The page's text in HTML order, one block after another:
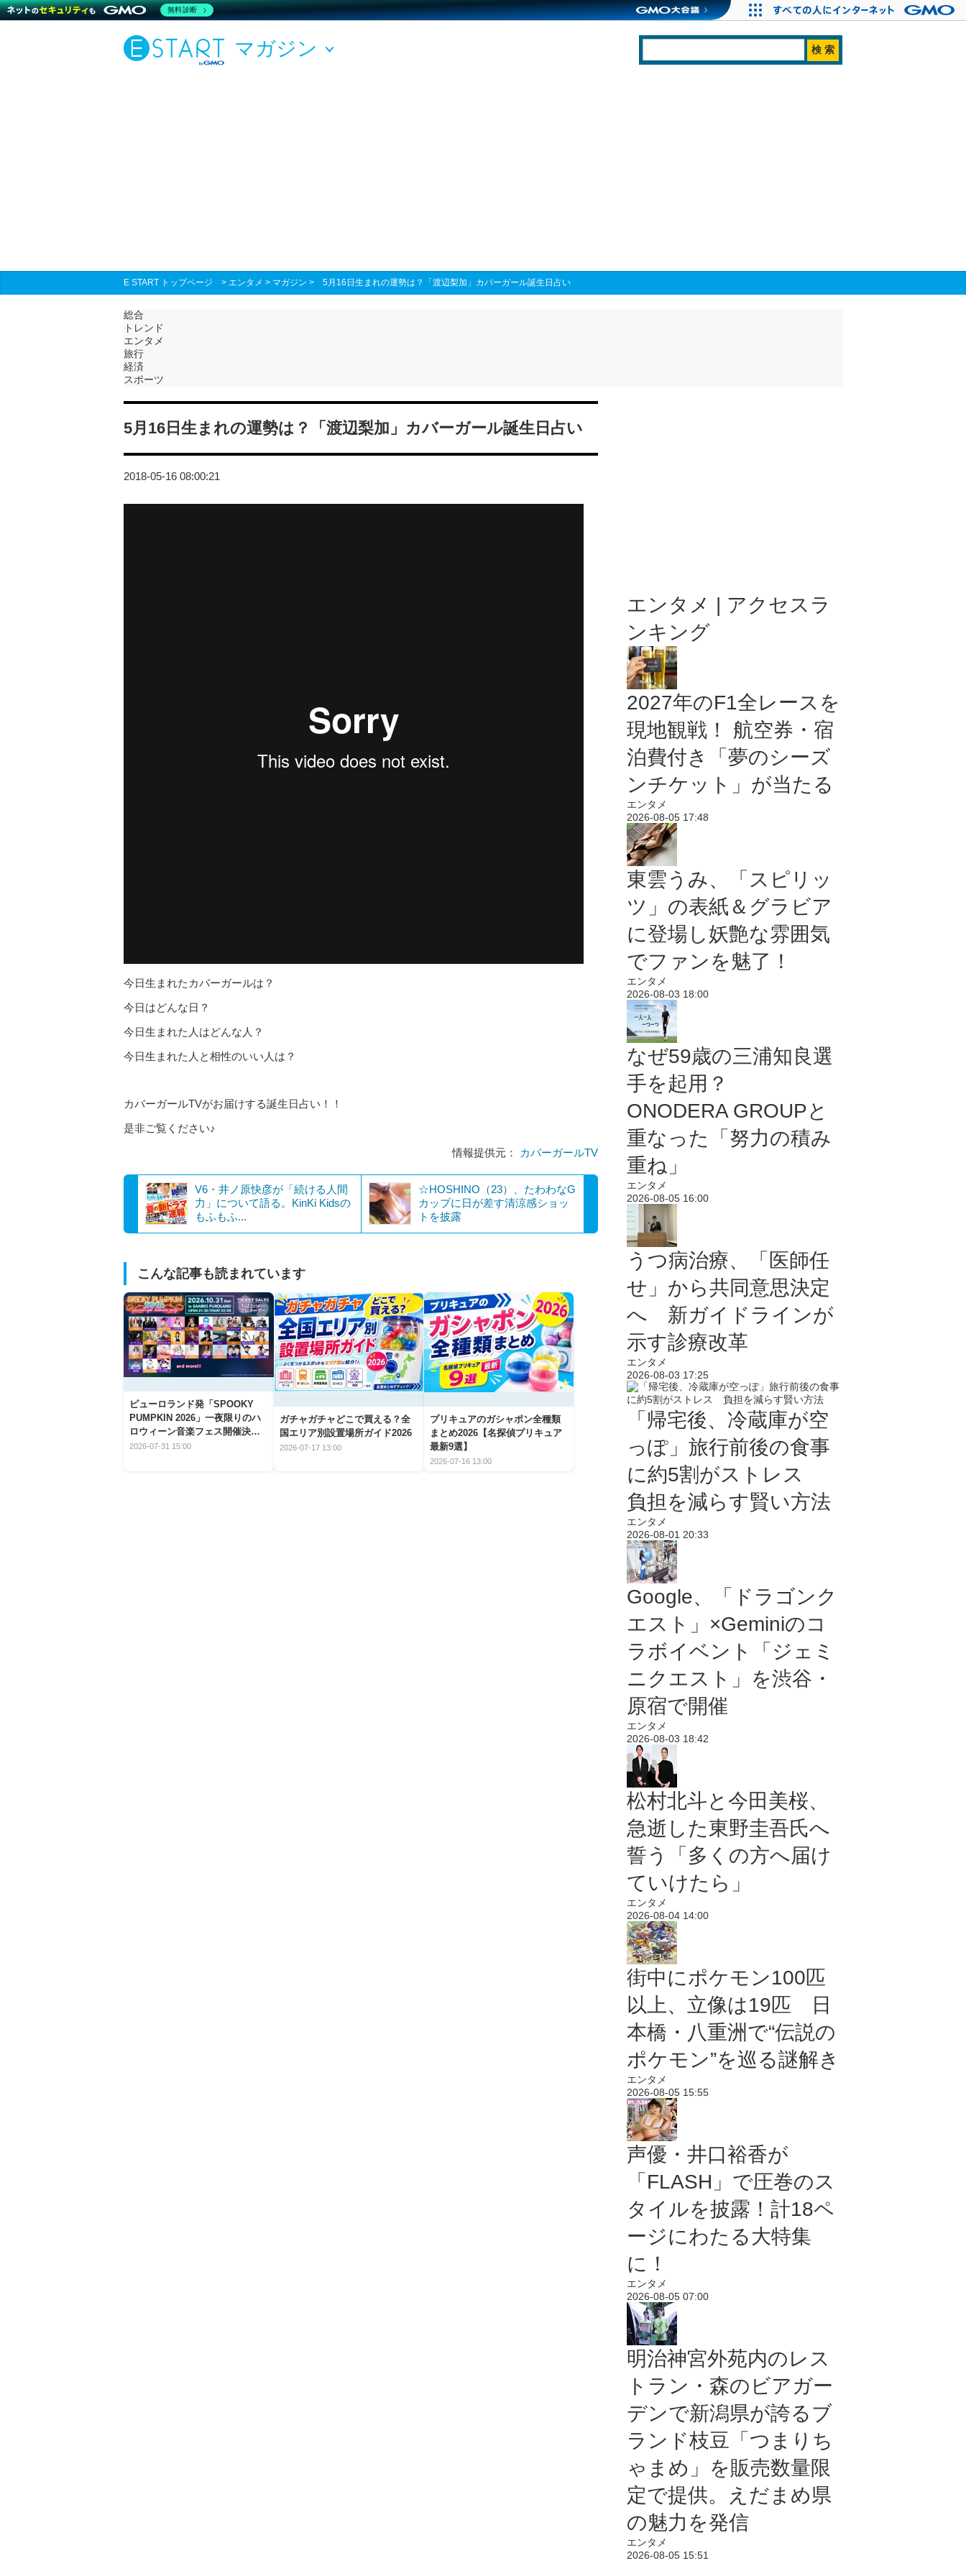
マガジン
E START トップページ > エンタメ > マガジン > 5月16日生まれの運勢は？「渡辺梨加」カバーガール誕生日占い
総合
トレンド
エンタメ
旅行
経済
スポーツ
5月16日生まれの運勢は？「渡辺梨加」カバーガール誕生日占い
2018-05-16 08:00:21
今日生まれたカバーガールは？
今日はどんな日？
今日生まれた人はどんな人？
今日生まれた人と相性のいい人は？
カバーガールTVがお届けする誕生日占い！！
是非ご覧ください♪
情報提供元：
カバーガールTV
V6・井ノ原快彦が「続ける人間
力」について語る。KinKi Kidsの
もふもふ...
☆HOSHINO（23）、たわわなG
カップに日が差す清涼感ショッ
トを披露
こんな記事も読まれています
ピューロランド発「SPOOKY
PUMPKIN 2026」一夜限りのハ
ロウィーン音楽フェス開催決
定！
2026-07-31 15:00
ガチャガチャどこで買える？全
国エリア別設置場所ガイド2026
2026-07-17 13:00
プリキュアのガシャポン全種類
まとめ2026【名探偵プリキュア
最新9選】
2026-07-16 13:00
エンタメ | アクセスラ
ンキング
2027年のF1全レースを
現地観戦！ 航空券・宿
泊費付き「夢のシーズ
ンチケット」が当たる
エンタメ
2026-08-05 17:48
東雲うみ、「スピリッ
ツ」の表紙＆グラビア
に登場し妖艶な雰囲気
でファンを魅了！
エンタメ
2026-08-03 18:00
なぜ59歳の三浦知良選
手を起用？
ONODERA GROUPと
重なった「努力の積み
重ね」
エンタメ
2026-08-05 16:00
うつ病治療、「医師任
せ」から共同意思決定
へ 新ガイドラインが
示す診療改革
エンタメ
2026-08-03 17:25
「帰宅後、冷蔵庫が空
っぽ」旅行前後の食事
に約5割がストレス
負担を減らす賢い方法
エンタメ
2026-08-01 20:33
Google、「ドラゴンク
エスト」×Geminiのコ
ラボイベント「ジェミ
ニクエスト」を渋谷・
原宿で開催
エンタメ
2026-08-03 18:42
松村北斗と今田美桜、
急逝した東野圭吾氏へ
誓う「多くの方へ届け
ていけたら」
エンタメ
2026-08-04 14:00
街中にポケモン100匹
以上、立像は19匹 日
本橋・八重洲で“伝説の
ポケモン”を巡る謎解き
エンタメ
2026-08-05 15:55
声優・井口裕香が
「FLASH」で圧巻のス
タイルを披露！計18ペ
ージにわたる大特集
に！
エンタメ
2026-08-05 07:00
明治神宮外苑内のレス
トラン・森のビアガー
デンで新潟県が誇るブ
ランド枝豆「つまりち
ゃまめ」を販売数量限
定で提供。えだまめ県
の魅力を発信
エンタメ
2026-08-05 15:51
無料診断